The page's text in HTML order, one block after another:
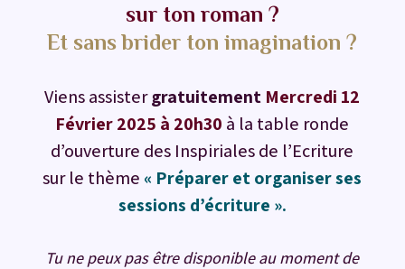
sur ton roman ?
Et sans brider ton imagination ?
Viens assistergratuitement Mercredi 12
Février 2025 à 20h30 à la table ronde
d’ouverture des Inspiriales de l’Ecriture
sur le thème « Préparer et organiser ses
sessions d’écriture ».
Tu ne peux pas être disponible au moment de